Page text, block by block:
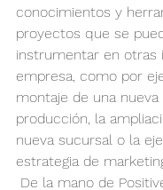
conocimientos y
proyectos que se
instrumentar en otras
empresa, como por
montaje de una nueva
producción, la
nueva sucursal o la
estrategia de